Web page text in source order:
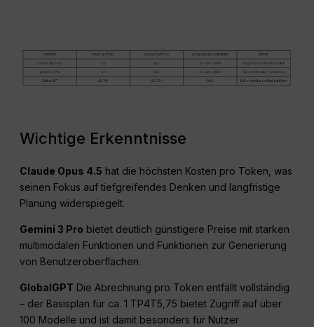
Wichtige Erkenntnisse
Claude Opus 4.5 hat die höchsten Kosten pro Token, was
seinen Fokus auf tiefgreifendes Denken und langfristige
Planung widerspiegelt.
Gemini 3 Pro bietet deutlich günstigere Preise mit starken
multimodalen Funktionen und Funktionen zur Generierung
von Benutzeroberflächen.
GlobalGPT Die Abrechnung pro Token entfällt vollständig
– der Basisplan für ca. 1 TP4T5,75 bietet Zugriff auf über
100 Modelle und ist damit besonders für Nutzer